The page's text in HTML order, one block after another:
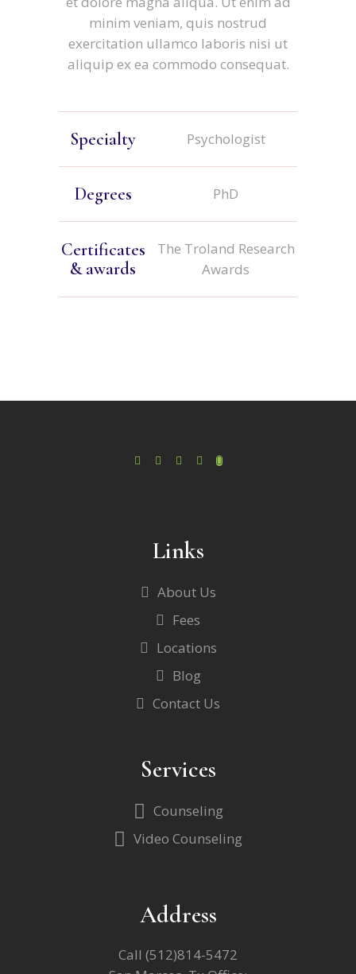
minim veniam, quis nostrud
exercitation ullamco laboris nisi ut
aliquip ex ea commodo consequat.
Specialty Psychologist
Degrees PhD
Certificates
& awards
The Troland Research
Awards
Links
About Us
Fees
Locations
Blog
Contact Us
Services
Counseling
Video Counseling
Address
Call (512)814-5472